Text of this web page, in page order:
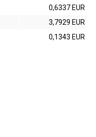
0,6337 EUR
3,7929 EUR
0,1343 EUR